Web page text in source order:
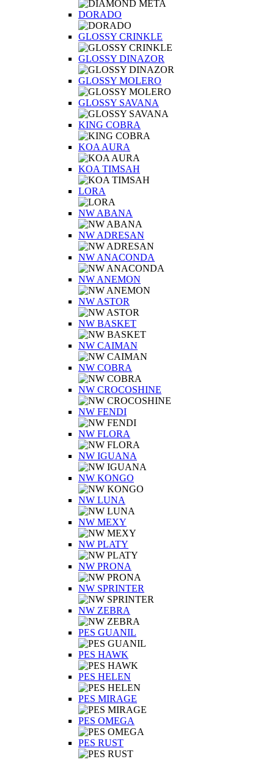
DORADO
GLOSSY CRINKLE
GLOSSY DINAZOR
GLOSSY MOLERO
GLOSSY SAVANA
KING COBRA
KOA AURA
KOA TIMSAH
LORA
NW ABANA
NW ADRESAN
NW ANACONDA
NW ANEMON
NW ASTOR
NW BASKET
NW CAIMAN
NW COBRA
NW CROCOSHINE
NW FENDI
NW FLORA
NW IGUANA
NW KONGO
NW LUNA
NW MEXY
NW PLATY
NW PRONA
NW SPRINTER
NW ZEBRA
PES GUANIL
PES HAWK
PES HELEN
PES MIRAGE
PES OMEGA
PES RUST